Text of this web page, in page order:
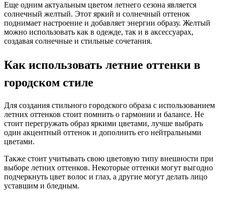
Еще одним актуальным цветом летнего сезона является
солнечный желтый. Этот яркий и солнечный оттенок
поднимает настроение и добавляет энергии образу. Желтый
можно использовать как в одежде, так и в аксессуарах,
создавая солнечные и стильные сочетания.
Как использовать летние оттенки в
городском стиле
Для создания стильного городского образа с использованием
летних оттенков стоит помнить о гармонии и балансе. Не
стоит перегружать образ яркими цветами, лучше выбрать
один акцентный оттенок и дополнить его нейтральными
цветами.
Также стоит учитывать свою цветовую типу внешности при
выборе летних оттенков. Некоторые оттенки могут выгодно
подчеркнуть цвет волос и глаз, а другие могут делать лицо
уставшим и бледным.